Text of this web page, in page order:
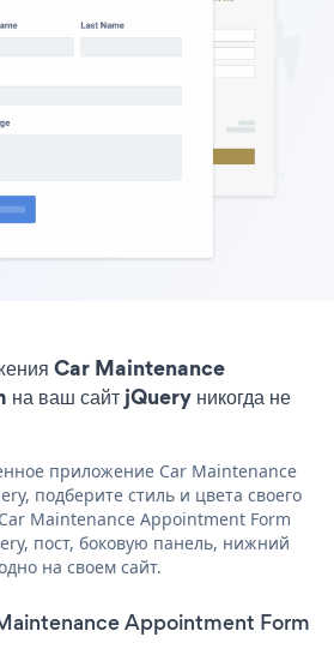
Car Maintenance
ваш сайт jQuery никогда не
приложение Car Maintenance
подберите стиль и цвета своего
Maintenance Appointment Form
пост, боковую панель, нижний
на своем сайт.
Appointment Form